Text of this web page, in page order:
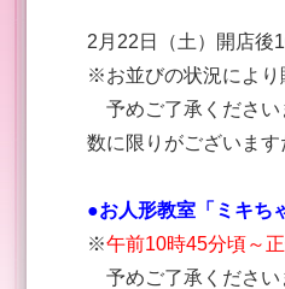
2月22日（土）開店後
※お並びの状況により
予めご了承ください
数に限りがございま
●お人形教室「ミキち
※午前10時45分頃～
予めご了承ください